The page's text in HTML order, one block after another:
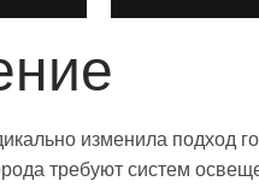
изменила подход
требуют систем